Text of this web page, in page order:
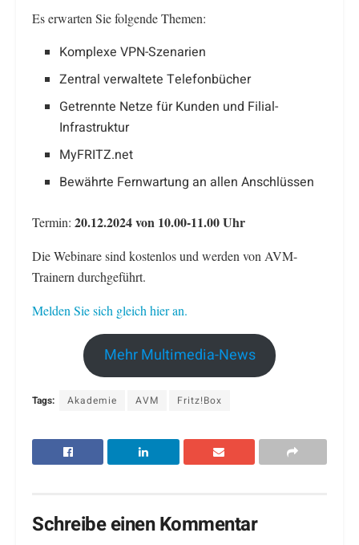
Es erwarten Sie folgende Themen:
Komplexe VPN-Szenarien
Zentral verwaltete Telefonbücher
Getrennte Netze für Kunden und Filial-
Infrastruktur
MyFRITZ.net
Bewährte Fernwartung an allen Anschlüssen
Termin: 20.12.2024 von 10.00-11.00 Uhr
Die Webinare sind kostenlos und werden von AVM-
Trainern durchgeführt.
Melden Sie sich gleich hier an.
Mehr Multimedia-News
Tags: Akademie AVM Fritz!Box
Schreibe einen Kommentar